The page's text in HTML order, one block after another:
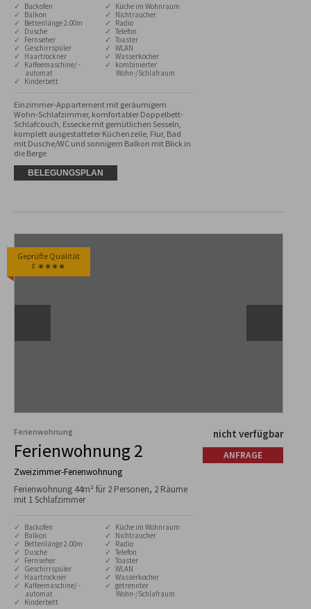
✓ Backofen
✓ Balkon
✓ Bettenlänge 2.00m
✓ Dusche
✓ Fernseher
✓ Geschirrspüler
✓ Haartrockner
✓ Kaffeemaschine/ -
automat
✓ Kinderbett
✓ Küche im Wohnraum
✓ Nichtraucher
✓ Radio
✓ Telefon
✓ Toaster
✓ WLAN
✓ Wasserkocher
✓ kombinierter
Wohn-/Schlafraum
Einzimmer-Appartement mit geräumigem
Wohn-Schlafzimmer, komfortabler Doppelbett-
Schlafcouch, Essecke mit gemütlichen Sesseln,
komplett ausgestatteter Küchenzeile, Flur, Bad
mit Dusche/WC und sonnigem Balkon mit Blick in
die Berge
BELEGUNGSPLAN
Geprüfte Qualität
F ✷✷✷✷
Ferienwohnung
Ferienwohnung 2
Zweizimmer-Ferienwohnung
Ferienwohnung 44m² für 2 Personen, 2 Räume
mit 1 Schlafzimmer
✓ Backofen
✓ Balkon
✓ Bettenlänge 2.00m
✓ Dusche
✓ Fernseher
✓ Geschirrspüler
✓ Haartrockner
✓ Kaffeemaschine/ -
automat
✓ Kinderbett
✓ Küche im Wohnraum
✓ Nichtraucher
✓ Radio
✓ Telefon
✓ Toaster
✓ WLAN
✓ Wasserkocher
✓ getrennter
Wohn-/Schlafraum
nicht verfügbar
ANFRAGE